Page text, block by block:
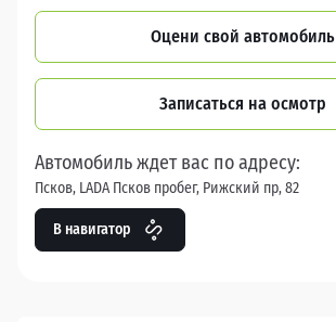
Оцени свой автомобиль
Записаться на осмотр
Автомобиль ждет вас по адресу:
Псков, LADA Псков пробег, Рижский пр, 82
В навигатор